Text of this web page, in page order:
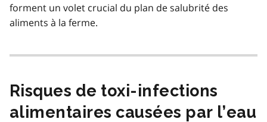
forment un volet crucial du plan de salubrité des
aliments à la ferme.
Risques de toxi-infections
alimentaires causées par l’eau